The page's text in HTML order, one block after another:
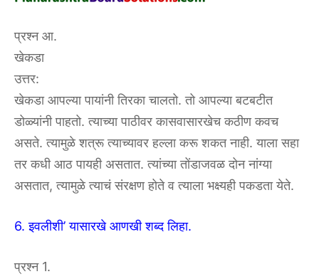
प्रश्न आ.
खेकडा
उत्तर:
खेकडा आपल्या पायांनी तिरका चालतो. तो आपल्या बटबटीत
डोळ्यांनी पाहतो. त्याच्या पाठीवर कासवासारखेच कठीण कवच
असते. त्यामुळे शत्रू त्याच्यावर हल्ला करू शकत नाही. याला सहा
तर कधी आठ पायही असतात. त्यांच्या तोंडाजवळ दोन नांग्या
असतात, त्यामुळे त्याचं संरक्षण होते व त्याला भक्ष्यही पकडता येते.
6. इवलीशी’ यासारखे आणखी शब्द लिहा.
प्रश्न 1.